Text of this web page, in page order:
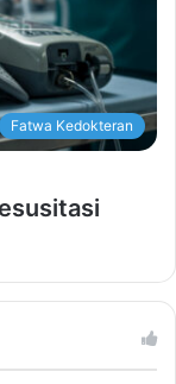
Fatwa Kedokteran